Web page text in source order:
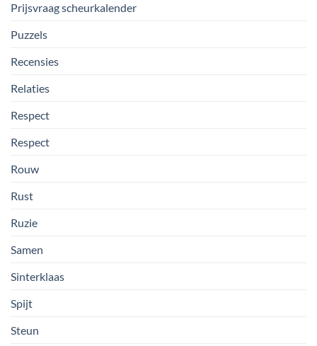
Prijsvraag scheurkalender
Puzzels
Recensies
Relaties
Respect
Respect
Rouw
Rust
Ruzie
Samen
Sinterklaas
Spijt
Steun